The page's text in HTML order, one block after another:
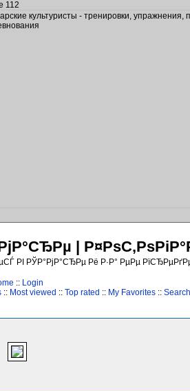
112
|
РІ РЎР°РјР°СЂРµ Рё Р·Р° РµРµ
:: Login
:: Most viewed :: Top rated :: My Favorites :: Search